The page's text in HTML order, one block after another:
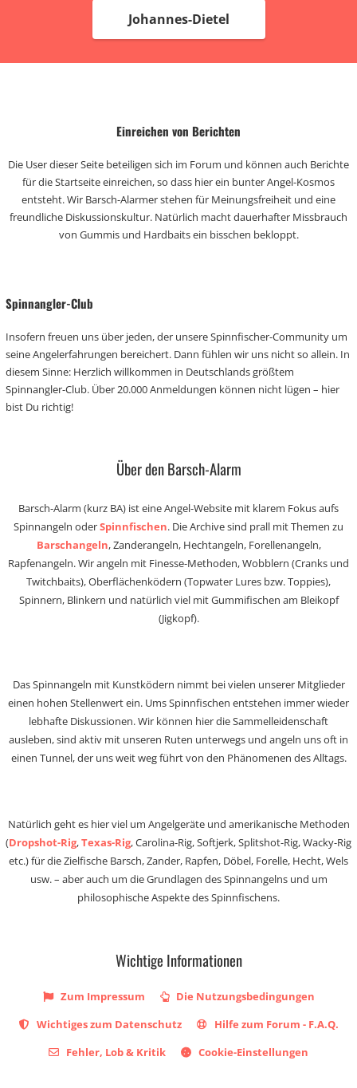
Johannes-Dietel
Einreichen von Berichten
Die User dieser Seite beteiligen sich im Forum und können auch Berichte
für die Startseite einreichen, so dass hier ein bunter Angel-Kosmos
entsteht. Wir Barsch-Alarmer stehen für Meinungsfreiheit und eine
freundliche Diskussionskultur. Natürlich macht dauerhafter Missbrauch
von Gummis und Hardbaits ein bisschen bekloppt.
Spinnangler-Club
Insofern freuen uns über jeden, der unsere Spinnfischer-Community um
seine Angelerfahrungen bereichert. Dann fühlen wir uns nicht so allein. In
diesem Sinne: Herzlich willkommen in Deutschlands größtem
Spinnangler-Club. Über 20.000 Anmeldungen können nicht lügen – hier
bist Du richtig!
Über den Barsch-Alarm
Barsch-Alarm (kurz BA) ist eine Angel-Website mit klarem Fokus aufs
Spinnangeln oderSpinnfischen. Die Archive sind prall mit Themen zu
Barschangeln, Zanderangeln, Hechtangeln, Forellenangeln,
Rapfenangeln. Wir angeln mit Finesse-Methoden, Wobblern (Cranks und
Twitchbaits), Oberflächenködern (Topwater Lures bzw. Toppies),
Spinnern, Blinkern und natürlich viel mit Gummifischen am Bleikopf
(Jigkopf).
Das Spinnangeln mit Kunstködern nimmt bei vielen unserer Mitglieder
einen hohen Stellenwert ein. Ums Spinnfischen entstehen immer wieder
lebhafte Diskussionen. Wir können hier die Sammelleidenschaft
ausleben, sind aktiv mit unseren Ruten unterwegs und angeln uns oft in
einen Tunnel, der uns weit weg führt von den Phänomenen des Alltags.
Natürlich geht es hier viel um Angelgeräte und amerikanische Methoden
(Dropshot-Rig,Texas-Rig, Carolina-Rig, Softjerk, Splitshot-Rig, Wacky-Rig
etc.) für die Zielfische Barsch, Zander, Rapfen, Döbel, Forelle, Hecht, Wels
usw. – aber auch um die Grundlagen des Spinnangelns und um
philosophische Aspekte des Spinnfischens.
Wichtige Informationen
Zum Impressum
Die Nutzungsbedingungen
Wichtiges zum Datenschutz
Hilfe zum Forum - F.A.Q.
Fehler, Lob & Kritik
Cookie-Einstellungen